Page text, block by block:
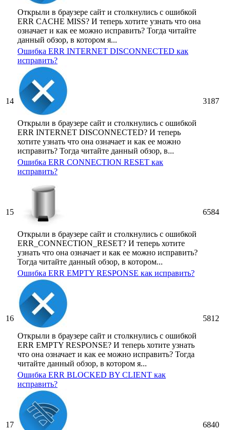
Открыли в браузере сайт и столкнулись с ошибкой
ERR CACHE MISS? И теперь хотите узнать что она
означает и как ее можно исправить? Тогда читайте
данный обзор, в котором я...
14
Ошибка ERR INTERNET DISCONNECTED как
исправить?
Открыли в браузере сайт и столкнулись с ошибкой
ERR INTERNET DISCONNECTED? И теперь
хотите узнать что она означает и как ее можно
исправить? Тогда читайте данный обзор, в...
3187
15
Ошибка ERR CONNECTION RESET как
исправить?
Открыли в браузере сайт и столкнулись с ошибкой
ERR_CONNECTION_RESET? И теперь хотите
узнать что она означает и как ее можно исправить?
Тогда читайте данный обзор, в котором...
6584
16
Ошибка ERR EMPTY RESPONSE как исправить?
Открыли в браузере сайт и столкнулись с ошибкой
ERR EMPTY RESPONSE? И теперь хотите узнать
что она означает и как ее можно исправить? Тогда
читайте данный обзор, в котором я...
5812
17
Ошибка ERR BLOCKED BY CLIENT как
исправить?
6840